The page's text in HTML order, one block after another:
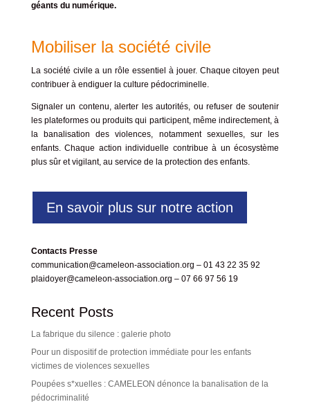
géants du numérique.
Mobiliser la société civile
La société civile a un rôle essentiel à jouer. Chaque citoyen peut
contribuer à endiguer la culture pédocriminelle.
Signaler un contenu, alerter les autorités, ou refuser de soutenir
les plateformes ou produits qui participent, même indirectement, à
la banalisation des violences, notamment sexuelles, sur les
enfants. Chaque action individuelle contribue à un écosystème
plus sûr et vigilant, au service de la protection des enfants.
En savoir plus sur notre action
Contacts Presse
communication@cameleon-association.org – 01 43 22 35 92
plaidoyer@cameleon-association.org – 07 66 97 56 19
Recent Posts
La fabrique du silence : galerie photo
Pour un dispositif de protection immédiate pour les enfants
victimes de violences sexuelles
Poupées s*xuelles : CAMELEON dénonce la banalisation de la
pédocriminalité